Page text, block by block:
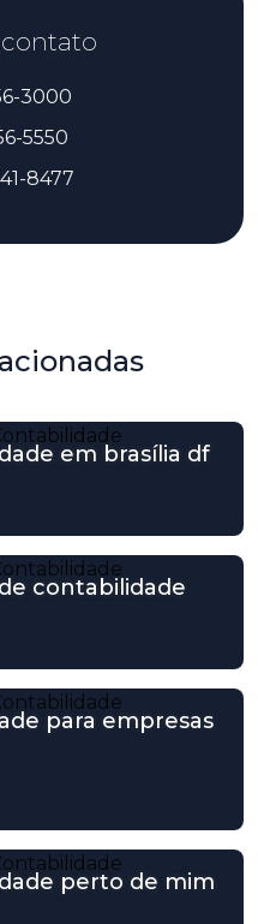
3000
5550
8477
em brasília df
contabilidade
para empresas
perto de mim